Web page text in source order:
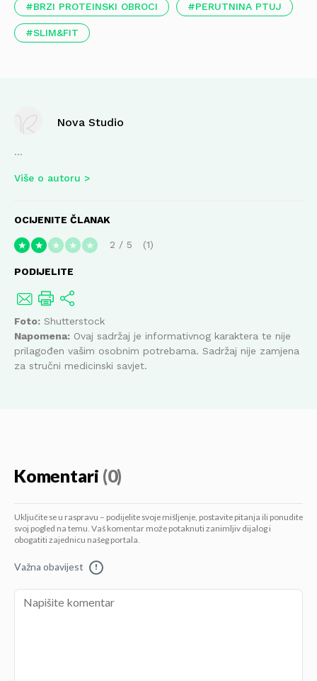
BRZI PROTEINSKI OBROCI PERUTNINA PTUJ
SLIM&FIT
Nova Studio
...
Više o autoru
OCIJENITE ČLANAK
★ ★ ★ ★ ★ 2 / 5 1
PODIJELITE
Foto: Shutterstock
Napomena: Ovaj sadržaj je informativnog karaktera te nije
prilagođen vašim osobnim potrebama. Sadržaj nije zamjena
za stručni medicinski savjet.
Komentari (0)
Uključite se u raspravu – podijelite svoje mišljenje, postavite pitanja ili ponudite
svoj pogled na temu. Vaš komentar može potaknuti zanimljiv dijalog i
obogatiti zajednicu našeg portala.
Važna obavijest !